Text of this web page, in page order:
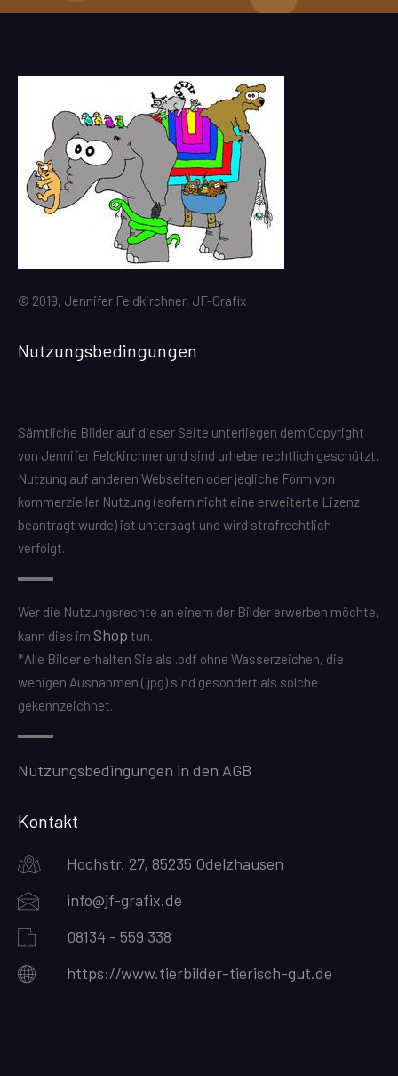
© 2019, Jennifer Feldkirchner, JF-Grafix
Nutzungsbedingungen
Sämtliche Bilder auf dieser Seite unterliegen dem Copyright
von Jennifer Feldkirchner und sind urheberrechtlich geschützt.
Nutzung auf anderen Webseiten oder jegliche Form von
kommerzieller Nutzung (sofern nicht eine erweiterte Lizenz
beantragt wurde) ist untersagt und wird strafrechtlich
verfolgt.
Wer die Nutzungsrechte an einem der Bilder erwerben möchte,
kann dies im Shop tun.
*Alle Bilder erhalten Sie als .pdf ohne Wasserzeichen, die
wenigen Ausnahmen (.jpg) sind gesondert als solche
gekennzeichnet.
Nutzungsbedingungen in den AGB
Kontakt
Hochstr. 27, 85235 Odelzhausen
info@jf-grafix.de
08134 - 559 338
https://www.tierbilder-tierisch-gut.de